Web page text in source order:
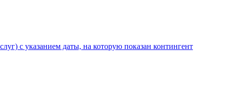
с указанием даты, на которую показан контингент